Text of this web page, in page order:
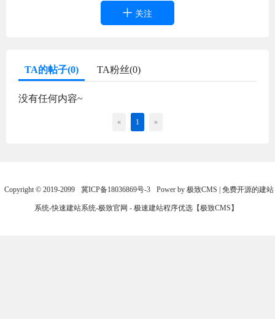
关注
TA的帖子(0) TA粉丝(0)
没有任何内容~
« 1 »
Copyright © 2019-2099 冀ICP备18036869号-3 Power by 极致CMS | 免费开源的建站
系统-快速建站系统-极致官网 - 极速建站程序优选【极致CMS】